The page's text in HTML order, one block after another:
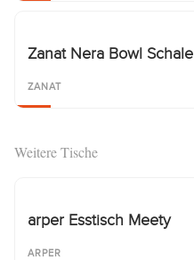
Zanat Nera Bowl Schale
ZANAT
Weitere Tische
arper Esstisch Meety
ARPER